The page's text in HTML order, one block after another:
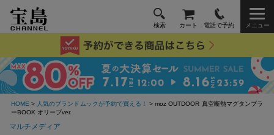
検索 カート 電話で予約 メニュー
HOME > 人気のブランドムックが予約で買える！
> moz OUTDOOR 真空断熱マグタンブラ
ーBOOK オリーブver.
マルチメディア